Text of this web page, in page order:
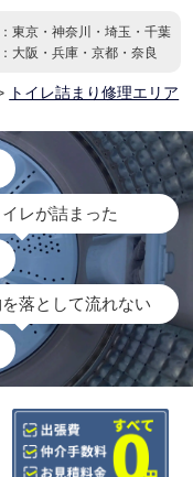
東京・神奈川・埼玉・千葉
大阪・兵庫・京都・奈良
トイレ詰まり修理エリア
レが詰まった
を落として流れない